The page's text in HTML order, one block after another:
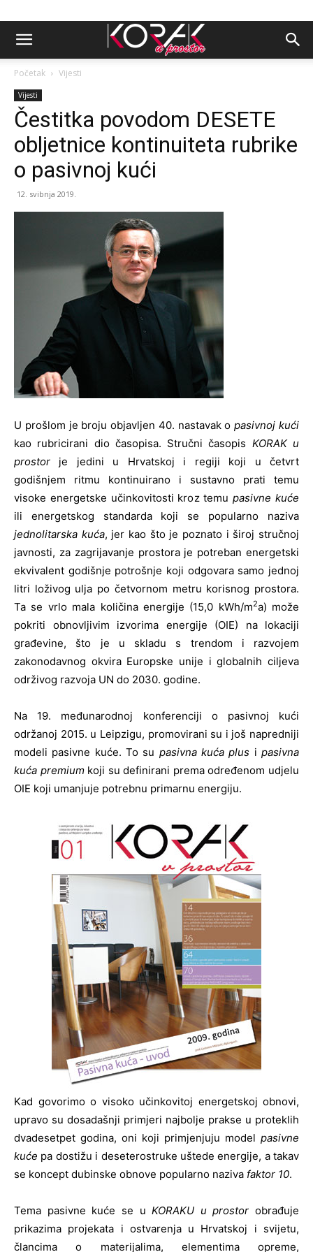
Početak Vijesti
Vijesti
Čestitka povodom DESETE
obljetnice kontinuiteta rubrike
o pasivnoj kući
12. svibnja 2019.
U prošlom je broju objavljen 40. nastavak opasivnoj kući
kao rubricirani dio časopisa. Stručni časopis KORAK u
prostor je jedini u Hrvatskoj i regiji koji u četvrt
godišnjem ritmu kontinuirano i sustavno prati temu
visoke energetske učinkovitosti kroz temupasivne kuće
ili energetskog standarda koji se popularno naziva
jednolitarska kuća, jer kao što je poznato i široj stručnoj
javnosti, za zagrijavanje prostora je potreban energetski
ekvivalent godišnje potrošnje koji odgovara samo jednoj
litri loživog ulja po četvornom metru korisnog prostora.
Ta se vrlo mala količina energije (15,0 kWh/m2a) može
pokriti obnovljivim izvorima energije (OIE) na lokaciji
građevine, što je u skladu s trendom i razvojem
zakonodavnog okvira Europske unije i globalnih ciljeva
održivog razvoja UN do 2030. godine.
Na 19. međunarodnoj konferenciji o pasivnoj kući
održanoj 2015. u Leipzigu, promovirani su i još napredniji
modeli pasivne kuće. To su pasivna kuća plus ipasivna
kuća premiumkoji su definirani prema određenom udjelu
OIE koji umanjuje potrebnu primarnu energiju.
Kad govorimo o visoko učinkovitoj energetskoj obnovi,
upravo su dosadašnji primjeri najbolje prakse u proteklih
dvadesetpet godina, oni koji primjenjuju model pasivne
kuće pa dostižu i deseterostruke uštede energije, a takav
se koncept dubinske obnove popularno naziva faktor 10.
Tema pasivne kuće se uKORAKU u prostor obrađuje
prikazima projekata i ostvarenja u Hrvatskoj i svijetu,
člancima o materijalima, elementima opreme,